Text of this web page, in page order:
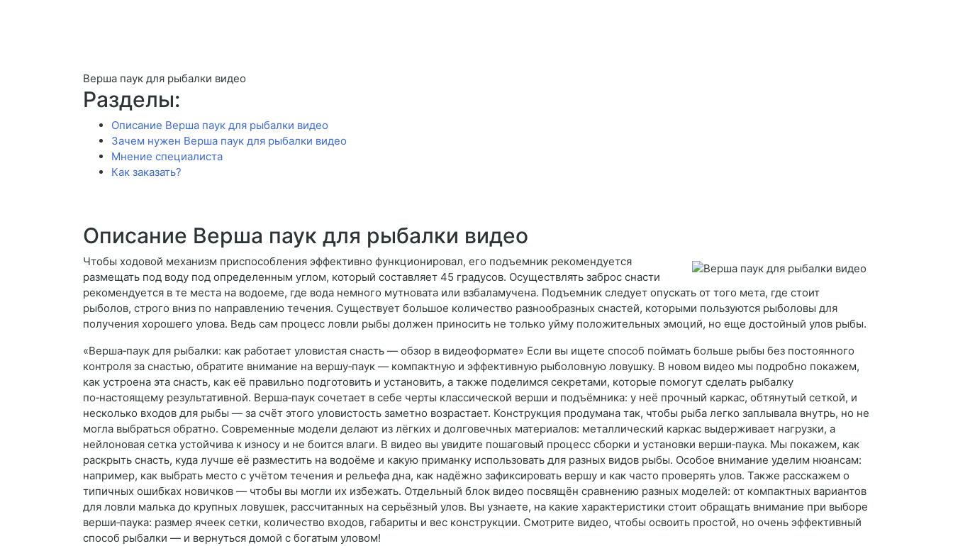
Верша паук для рыбалки видео
Разделы:
Описание Верша паук для рыбалки видео
Зачем нужен Верша паук для рыбалки видео
Мнение специалиста
Как заказать?
Описание Верша паук для рыбалки видео
Чтобы ходовой механизм приспособления эффективно функционировал, его подъемник рекомендуется
размещать под воду под определенным углом, который составляет 45 градусов. Осуществлять заброс снасти
рекомендуется в те места на водоеме, где вода немного мутновата или взбаламучена. Подъемник следует опускать от того мета, где стоит
рыболов, строго вниз по направлению течения. Существует большое количество разнообразных снастей, которыми пользуются рыболовы для
получения хорошего улова. Ведь сам процесс ловли рыбы должен приносить не только уйму положительных эмоций, но еще достойный улов рыбы.
«Верша‑паук для рыбалки: как работает уловистая снасть — обзор в видеоформате» Если вы ищете способ поймать больше рыбы без постоянного
контроля за снастью, обратите внимание на вершу‑паук — компактную и эффективную рыболовную ловушку. В новом видео мы подробно покажем,
как устроена эта снасть, как её правильно подготовить и установить, а также поделимся секретами, которые помогут сделать рыбалку
по‑настоящему результативной. Верша‑паук сочетает в себе черты классической верши и подъёмника: у неё прочный каркас, обтянутый сеткой, и
несколько входов для рыбы — за счёт этого уловистость заметно возрастает. Конструкция продумана так, чтобы рыба легко заплывала внутрь, но не
могла выбраться обратно. Современные модели делают из лёгких и долговечных материалов: металлический каркас выдерживает нагрузки, а
нейлоновая сетка устойчива к износу и не боится влаги. В видео вы увидите пошаговый процесс сборки и установки верши‑паука. Мы покажем, как
раскрыть снасть, куда лучше её разместить на водоёме и какую приманку использовать для разных видов рыбы. Особое внимание уделим нюансам:
например, как выбрать место с учётом течения и рельефа дна, как надёжно зафиксировать вершу и как часто проверять улов. Также расскажем о
типичных ошибках новичков — чтобы вы могли их избежать. Отдельный блок видео посвящён сравнению разных моделей: от компактных вариантов
для ловли малька до крупных ловушек, рассчитанных на серьёзный улов. Вы узнаете, на какие характеристики стоит обращать внимание при выборе
верши‑паука: размер ячеек сетки, количество входов, габариты и вес конструкции. Смотрите видео, чтобы освоить простой, но очень эффективный
способ рыбалки — и вернуться домой с богатым уловом!